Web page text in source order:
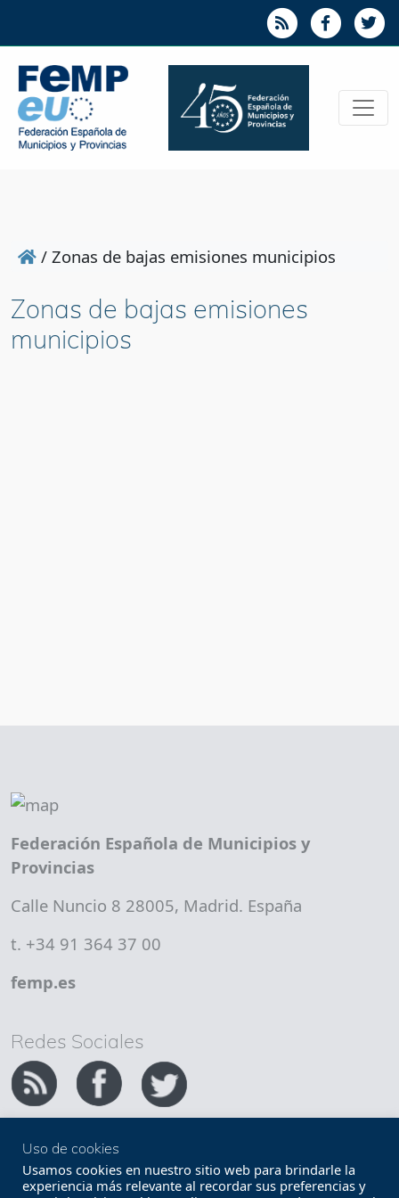
/ Zonas de bajas emisiones municipios
Zonas de bajas emisiones
municipios
Federación Española de Municipios y
Provincias
Calle Nuncio 8 28005, Madrid. España
t. +34 91 364 37 00
femp.es
Redes Sociales
Copyright FEMP
Accesibilidad
Uso de cookies
Usamos cookies en nuestro sitio web para brindarle la
experiencia más relevante al recordar sus preferencias y